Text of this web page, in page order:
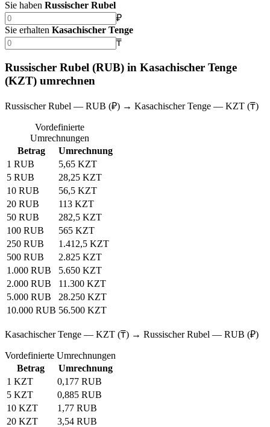
Sie haben Russischer Rubel
₽
Sie erhalten Kasachischer Tenge
₸
Russischer Rubel (RUB) in Kasachischer Tenge
(KZT) umrechnen
Russischer Rubel — RUB (₽) → Kasachischer Tenge — KZT (₸)
Vordefinierte
Umrechnungen
Betrag
Umrechnung
1 RUB
5,65 KZT
5 RUB
28,25 KZT
10 RUB
56,5 KZT
20 RUB
113 KZT
50 RUB
282,5 KZT
100 RUB
565 KZT
250 RUB
1.412,5 KZT
500 RUB
2.825 KZT
1.000 RUB
5.650 KZT
2.000 RUB
11.300 KZT
5.000 RUB
28.250 KZT
10.000 RUB 56.500 KZT
Kasachischer Tenge — KZT (₸) → Russischer Rubel — RUB (₽)
Vordefinierte Umrechnungen
Betrag
Umrechnung
1 KZT
0,177 RUB
5 KZT
0,885 RUB
10 KZT
1,77 RUB
20 KZT
3,54 RUB